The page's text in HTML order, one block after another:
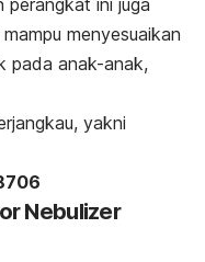
menyesuaikan
pada anak-anak,
yakni
Nebulizer